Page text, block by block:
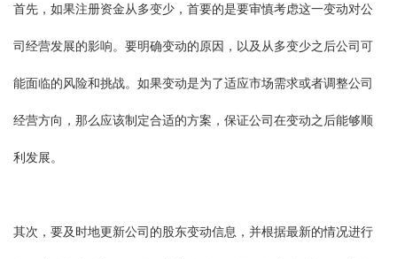
首先，如果注册资金从多变少，首要的是要审慎考虑这一变动对公
司经营发展的影响。要明确变动的原因，以及从多变少之后公司可
能面临的风险和挑战。如果变动是为了适应市场需求或者调整公司
经营方向，那么应该制定合适的方案，保证公司在变动之后能够顺
利发展。
其次，要及时地更新公司的股东变动信息，并根据最新的情况进行